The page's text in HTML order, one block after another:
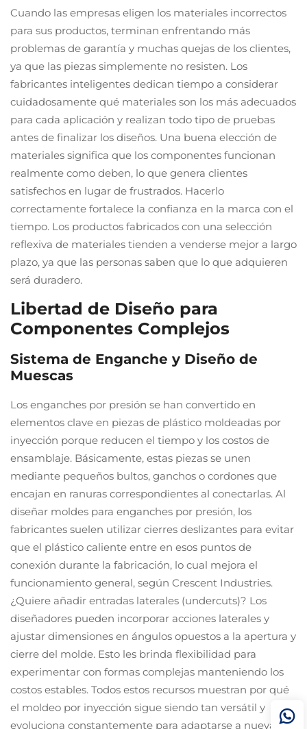
Cuando las empresas eligen los materiales incorrectos
para sus productos, terminan enfrentando más
problemas de garantía y muchas quejas de los clientes,
ya que las piezas simplemente no resisten. Los
fabricantes inteligentes dedican tiempo a considerar
cuidadosamente qué materiales son los más adecuados
para cada aplicación y realizan todo tipo de pruebas
antes de finalizar los diseños. Una buena elección de
materiales significa que los componentes funcionan
realmente como deben, lo que genera clientes
satisfechos en lugar de frustrados. Hacerlo
correctamente fortalece la confianza en la marca con el
tiempo. Los productos fabricados con una selección
reflexiva de materiales tienden a venderse mejor a largo
plazo, ya que las personas saben que lo que adquieren
será duradero.
Libertad de Diseño para
Componentes Complejos
Sistema de Enganche y Diseño de
Muescas
Los enganches por presión se han convertido en
elementos clave en piezas de plástico moldeadas por
inyección porque reducen el tiempo y los costos de
ensamblaje. Básicamente, estas piezas se unen
mediante pequeños bultos, ganchos o cordones que
encajan en ranuras correspondientes al conectarlas. Al
diseñar moldes para enganches por presión, los
fabricantes suelen utilizar cierres deslizantes para evitar
que el plástico caliente entre en esos puntos de
conexión durante la fabricación, lo cual mejora el
funcionamiento general, según Crescent Industries.
¿Quiere añadir entradas laterales (undercuts)? Los
diseñadores pueden incorporar acciones laterales y
ajustar dimensiones en ángulos opuestos a la apertura y
cierre del molde. Esto les brinda flexibilidad para
experimentar con formas complejas manteniendo los
costos estables. Todos estos recursos muestran por qué
el moldeo por inyección sigue siendo tan versátil y
evoluciona constantemente para adaptarse a nuevas